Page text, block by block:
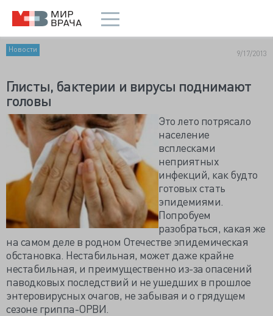
Новости 9/17/2013
Глисты, бактерии и вирусы поднимают
головы
Это лето потрясало
население
всплесками
неприятных
инфекций, как будто
готовых стать
эпидемиями.
Попробуем
разобраться, какая же
на самом деле в родном Отечестве эпидемическая
обстановка. Нестабильная, может даже крайне
нестабильная, и преимущественно из-за опасений
паводковых последствий и не ушедших в прошлое
энтеровирусных очагов, не забывая и о грядущем
сезоне гриппа-ОРВИ.